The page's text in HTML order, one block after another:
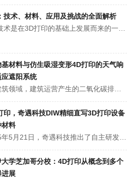
技术、材料、应用及挑战的全面解析
材料与仿生吸湿变形4D打印的天气响
遮阳系统
印，奇遇科技DIW精细直写3D打印设备
材料
学芝加哥分校：4D打印从概念到多个
进展